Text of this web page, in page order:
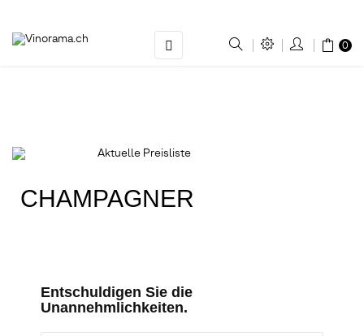
Umschalten
der
☰ 0
Aktuelle Preisliste
CHAMPAGNER
Entschuldigen Sie die
Unannehmlichkeiten.